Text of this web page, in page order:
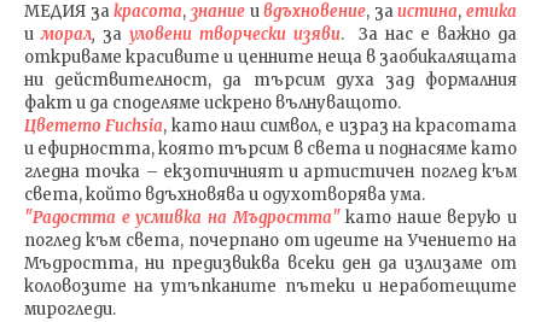
МЕДИЯ закрасота, знаниеивдъхновение, заистина, етика
иморал, за уловени творчески изяви. За нас е важно да
откриваме красивите и ценните неща в заобикалящата
ни действителност, да търсим духа зад формалния
факт и да споделяме искрено вълнуващото.
Цветето Fuchsia, като наш символ, е израз на красотата
и ефирността, която търсим в света и поднасяме като
гледна точка – екзотичният и артистичен поглед към
света, който вдъхновява и одухотворява ума.
"Радостта е усмивка на Мъдростта"като наше верую и
поглед към света, почерпано от идеите на Учението на
Мъдростта, ни предизвиква всеки ден да излизаме от
коловозите на утъпканите пътеки и неработещите
мирогледи.